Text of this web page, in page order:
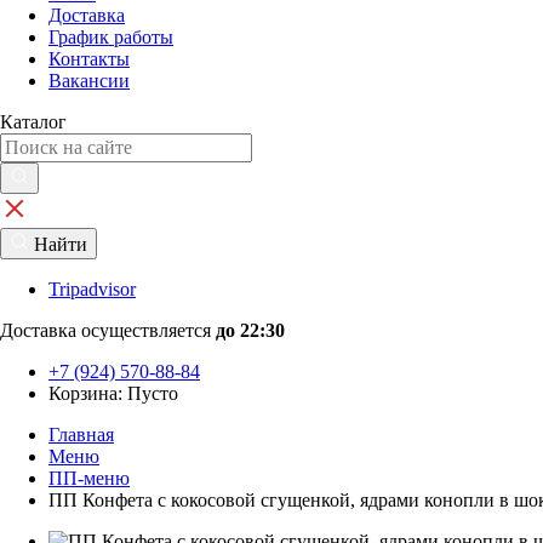
Доставка
График работы
Контакты
Вакансии
Каталог
Найти
Tripadvisor
Доставка осуществляется до 22:30
+7 (924) 570-88-84
Корзина: Пусто
Главная
Меню
ПП-меню
ПП Конфета с кокосовой сгущенкой, ядрами конопли в